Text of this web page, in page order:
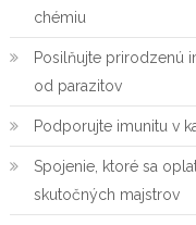
chémiu
Posilňujte prirodzenú
od parazitov
Podporujte imunitu v
Spojenie, ktoré sa
skutočných majstrov